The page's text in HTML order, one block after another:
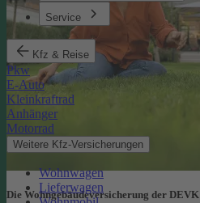
Service
Kfz & Reise
Pkw
E-Auto
Kleinkraftrad
Anhänger
Motorrad
Weitere Kfz-Versicherungen
Wohnwagen
Lieferwagen
Die Wohngebäudeversicherung der DEVK